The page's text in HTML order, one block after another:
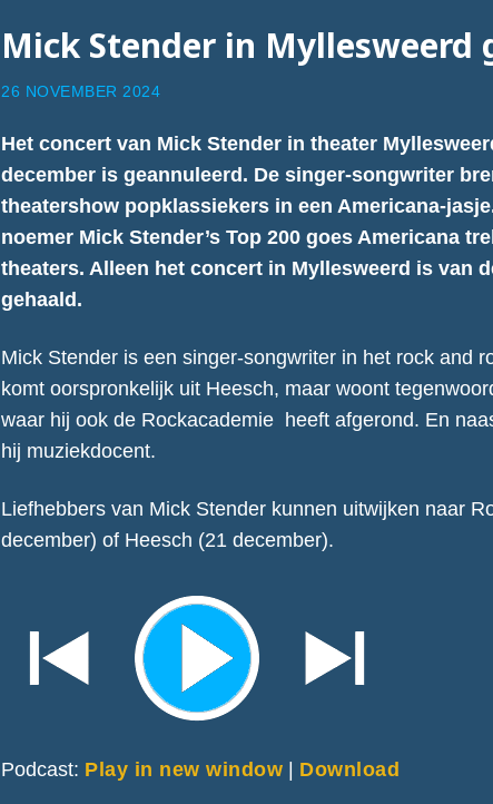
Mick Stender in Myllesweerd
26 NOVEMBER 2024
Het concert van Mick Stender in theater
december is geannuleerd. De singer-songwriter
theatershow popklassiekers in een Americana-
noemer Mick Stender’s Top 200 goes Americana
theaters. Alleen het concert in Myllesweerd is van
gehaald.
Mick Stender is een singer-songwriter in het rock and
komt oorspronkelijk uit Heesch, maar woont
waar hij ook de Rockacademie heeft afgerond. En
hij muziekdocent.
Liefhebbers van Mick Stender kunnen uitwijken naar
december) of Heesch (21 december).
Podcast: Play in new window | Download